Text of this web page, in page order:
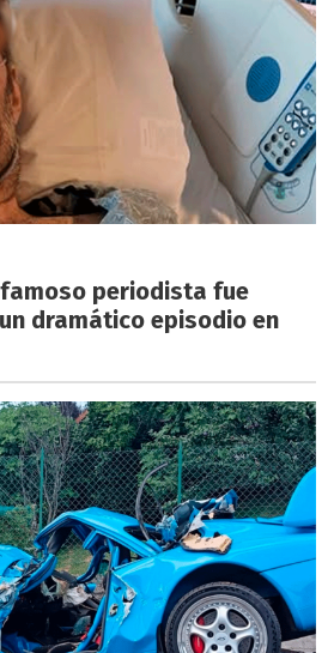
famoso periodista fue
dramático episodio en